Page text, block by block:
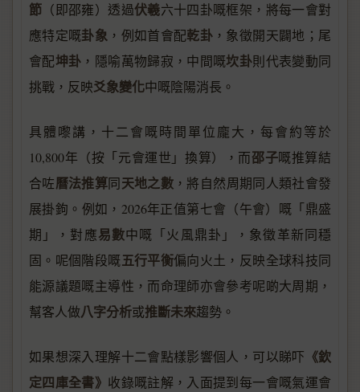
節 （即邵雍）透過伏羲六十四卦嘅框架，將每一會對
應特定嘅卦象 ，例如首會配乾卦 ，象徵開天闢地；尾
會配坤卦 ，隱喻萬物歸寂，中間嘅坎卦則代表變動同
挑戰，反映爻象變化中嘅陰陽消長。
具體嚟講，十二會嘅時間單位龐大，每會約等於
10,800年（按「元會運世」換算），而邵子嘅推算結
合咗曆法推算同天地之數 ，將自然周期同人類社會發
展掛鉤。例如，2026年正值第七會（午會）嘅「鼎盛
期」，對應易數中嘅「火風鼎卦」，象徵革新同穩
固。呢個階段嘅五行平衡偏向火土，反映全球科技同
能源議題嘅主導性，而命理師亦會參考呢啲大周期，
幫客人做八字分析或推斷未來趨勢。
如果想深入理解十二會點樣影響個人，可以睇吓 《欽
定四庫全書》 收錄嘅註解，入面提到每一會嘅氣運會